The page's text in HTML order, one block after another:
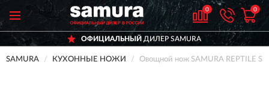
0 0
ОФИЦИАЛЬНЫЙДИЛЕР SAMURA
SAMURA КУХОННЫЕ НОЖИ Овощной нож SAMURA REPTILE